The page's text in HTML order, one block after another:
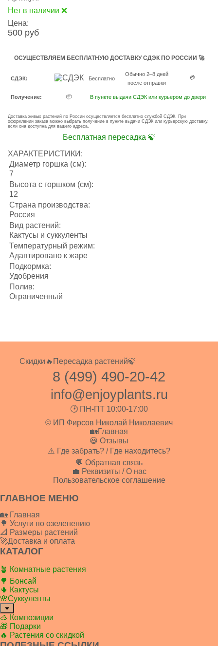
Нет в наличии ❌
Цена:
500 руб
ОСУЩЕСТВЛЯЕМ БЕСПЛАТНУЮ ДОСТАВКУ СДЭК ПО РОССИИ 🚀
СДЭК: Бесплатно
Обычно 2–8 дней
после отправки
💳
Получение: 📦 В пункте выдачи СДЭК или курьером до двери
Доставка живых растений по России осуществляется бесплатно службой СДЭК. При
оформлении заказа можно выбрать получение в пункте выдачи СДЭК или курьерскую доставку,
если она доступна для вашего адреса.
Бесплатная пересадка 🍃
ХАРАКТЕРИСТИКИ:
Диаметр горшка (см):
7
Высота с горшком (см):
12
Страна производства:
Россия
Вид растений:
Кактусы и суккуленты
Температурный режим:
Адаптировано к жаре
Подкормка:
Удобрения
Полив:
Ограниченный
Скидки🔥 Пересадка растений🍃
8 (499) 490-20-42
info@enjoyplants.ru
🕑 ПН-ПТ 10:00-17:00
© ИП Фирсов Николай Николаевич
🏡Главная
😃 Отзывы
⚠️ Где забрать? / Где находитесь?
💬 Обратная связь
💼 Реквизиты / О нас
Пользовательское соглашение
ГЛАВНОЕ МЕНЮ
🏡 Главная
🌳 Услуги по озеленению
📐 Размеры растений
🚀Доставка и оплата
КАТАЛОГ
🪴 Комнатные растения
🌳 Бонсай
🌵 Кактусы
🌸Суккуленты
🎍 Композиции
🎁 Подарки
🔥 Растения со скидкой